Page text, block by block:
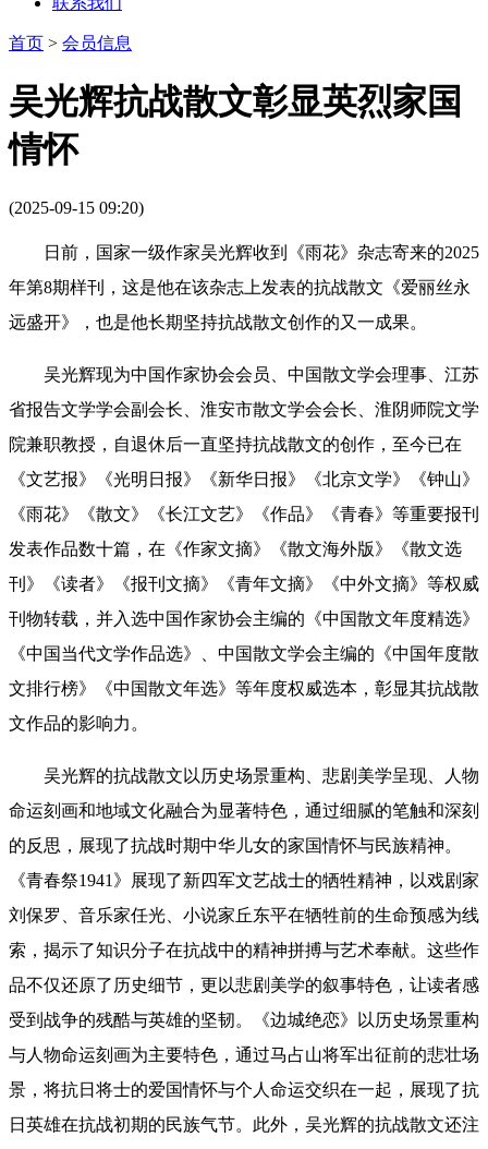
首页 > 会员信息
吴光辉抗战散文彰显英烈家国
情怀
(2025-09-15 09:20)
日前，国家一级作家吴光辉收到《雨花》杂志寄来的2025
年第8期样刊，这是他在该杂志上发表的抗战散文《爱丽丝永
远盛开》，也是他长期坚持抗战散文创作的又一成果。
吴光辉现为中国作家协会会员、中国散文学会理事、江苏
省报告文学学会副会长、淮安市散文学会会长、淮阴师院文学
院兼职教授，自退休后一直坚持抗战散文的创作，至今已在
《文艺报》《光明日报》《新华日报》《北京文学》《钟山》
《雨花》《散文》《长江文艺》《作品》《青春》等重要报刊
发表作品数十篇，在《作家文摘》《散文海外版》《散文选
刊》《读者》《报刊文摘》《青年文摘》《中外文摘》等权威
刊物转载，并入选中国作家协会主编的《中国散文年度精选》
《中国当代文学作品选》、中国散文学会主编的《中国年度散
文排行榜》《中国散文年选》等年度权威选本，彰显其抗战散
文作品的影响力。
吴光辉的抗战散文以历史场景重构、悲剧美学呈现、人物
命运刻画和地域文化融合为显著特色，通过细腻的笔触和深刻
的反思，展现了抗战时期中华儿女的家国情怀与民族精神。
《青春祭1941》展现了新四军文艺战士的牺牲精神，以戏剧家
刘保罗、音乐家任光、小说家丘东平在牺牲前的生命预感为线
索，揭示了知识分子在抗战中的精神拼搏与艺术奉献。这些作
品不仅还原了历史细节，更以悲剧美学的叙事特色，让读者感
受到战争的残酷与英雄的坚韧。《边城绝恋》以历史场景重构
与人物命运刻画为主要特色，通过马占山将军出征前的悲壮场
景，将抗日将士的爱国情怀与个人命运交织在一起，展现了抗
日英雄在抗战初期的民族气节。此外，吴光辉的抗战散文还注